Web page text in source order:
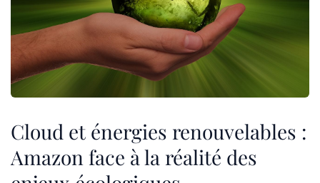
Cloud et énergies renouvelables :
Amazon face à la réalité des